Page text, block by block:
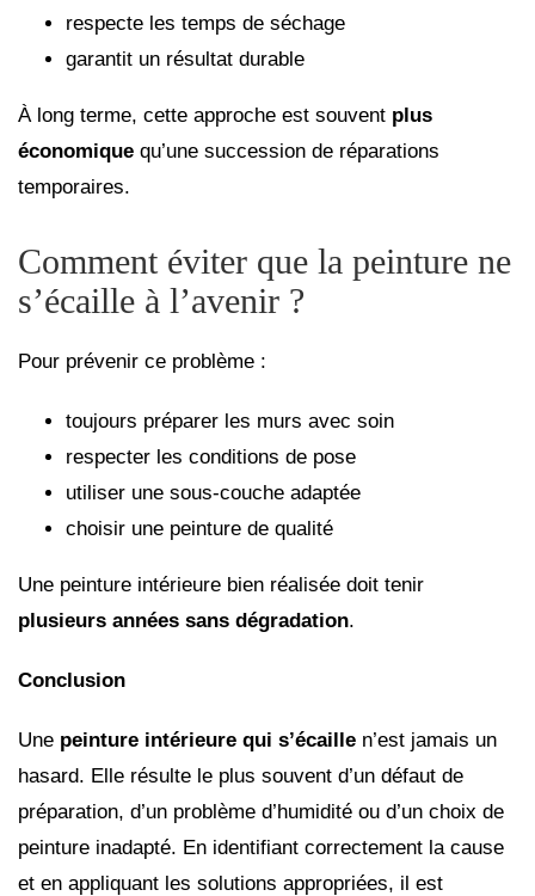
respecte les temps de séchage
garantit un résultat durable
À long terme, cette approche est souvent plus
économique qu’une succession de réparations
temporaires.
Comment éviter que la peinture ne
s’écaille à l’avenir ?
Pour prévenir ce problème :
toujours préparer les murs avec soin
respecter les conditions de pose
utiliser une sous-couche adaptée
choisir une peinture de qualité
Une peinture intérieure bien réalisée doit tenir
plusieurs années sans dégradation.
Conclusion
Une peinture intérieure qui s’écaille n’est jamais un
hasard. Elle résulte le plus souvent d’un défaut de
préparation, d’un problème d’humidité ou d’un choix de
peinture inadapté. En identifiant correctement la cause
et en appliquant les solutions appropriées, il est